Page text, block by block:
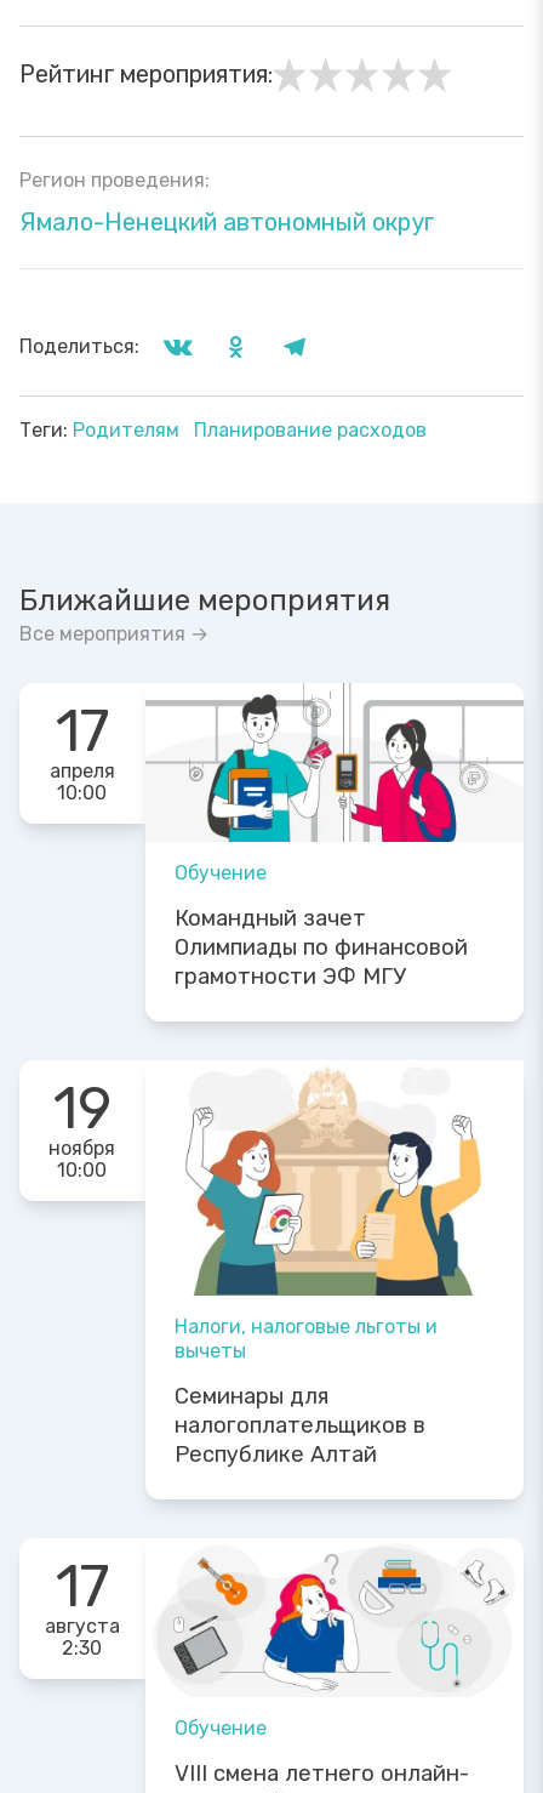
Рейтинг мероприятия:
Регион проведения:
Ямало-Ненецкий автономный округ
Поделиться:
Теги: Родителям Планирование расходов
Ближайшие мероприятия
Все мероприятия →
17
апреля
10:00
Обучение
Командный зачет
Олимпиады по финансовой
грамотности ЭФ МГУ
19
ноября
10:00
Налоги, налоговые льготы и
вычеты
Семинары для
налогоплательщиков в
Республике Алтай
17
августа
2:30
Обучение
VIII смена летнего онлайн-